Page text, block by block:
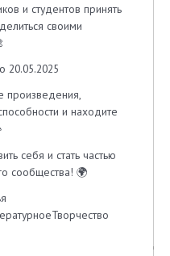
и студентов принять
своими
20.05.2025
произведения,
и находите
себя и стать частью
сообщества! 🌍